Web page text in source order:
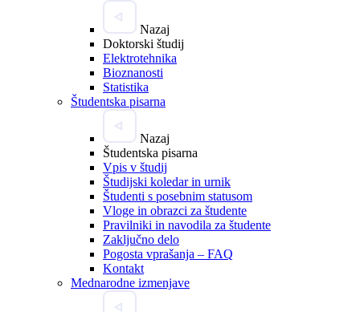
Nazaj
Doktorski študij
Elektrotehnika
Bioznanosti
Statistika
Študentska pisarna
Nazaj
Študentska pisarna
Vpis v študij
Študijski koledar in urnik
Študenti s posebnim statusom
Vloge in obrazci za študente
Pravilniki in navodila za študente
Zaključno delo
Pogosta vprašanja – FAQ
Kontakt
Mednarodne izmenjave